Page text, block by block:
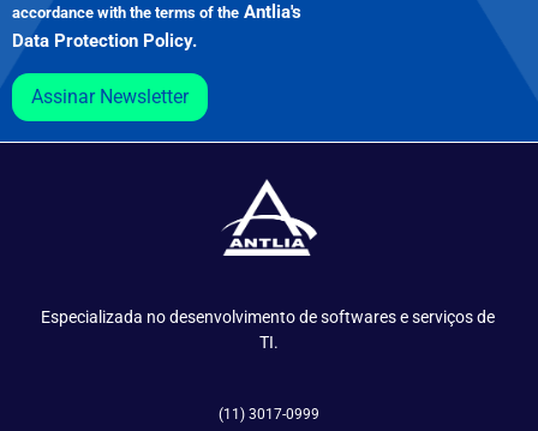
accordance with the terms of the Antlia's
Data Protection Policy.
Assinar Newsletter
Especializada no desenvolvimento de softwares e serviços de
TI.
(11) 3017-0999